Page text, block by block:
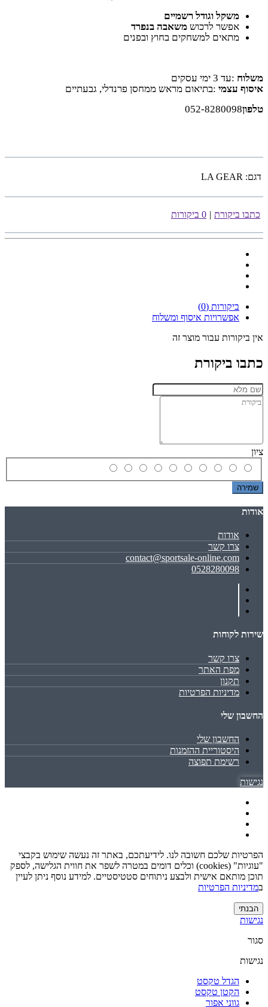
משקל וגודל רשמיים
אפשר לרכוש משאבה בנפרד
מתאים למשחקים בחוץ ובפנים
משלוח :עד 3 ימי עסקים
איסוף עצמי :בתיאום מראש ממחסן פרנדלי, גבעתיים
טלפון052-8280098
דגם: LA GEAR
כתבו ביקורת | 0 ביקורות
ביקורות (0)
אפשרויות איסוף ומשלוח
אין ביקורות עבור מוצר זה
כתבו ביקורת
ציון
שמירה
אודות
אודות
צרו קשר
contact@sportsale-online.com
0528280098
שירות לקוחות
צרו קשר
מפת האתר
תקנון
מדיניות הפרטיות
החשבון שלי
החשבון שלי
היסטוריית ההזמנות
רשימת תפוצה
נגישות
הפרטיות שלכם חשובה לנו. לידיעתכם, באתר זה נעשה שימוש בקבצי
"עוגיות" (cookies) וכלים דומים במטרה לשפר את חווית הגלישה, לספק
תוכן מותאם אישית ולבצע ניתוחים סטטיסטיים. למידע נוסף ניתן לעיין
במדיניות הפרטיות
הבנתי
נגישות
סגור
נגישות
הגדל טקסט
הקטן טקסט
גווני אפור